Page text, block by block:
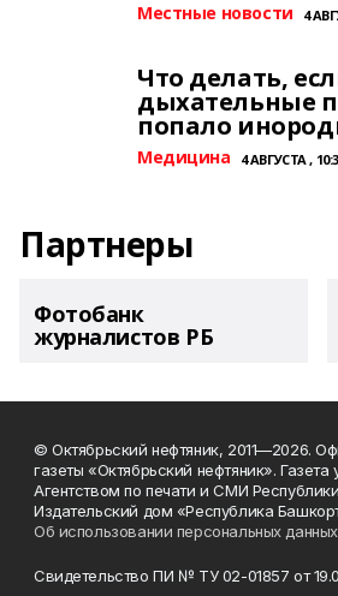
Местные новости 4
Что делать,
дыхательные
попало
Медицина 4 АВГУСТА ,
Партнеры
Фотобанк
журналистов РБ
© Октябрьский нефтяник, 2011—2026.
газеты «Октябрьский нефтяник».
Агентством по печати и СМИ
Издательский дом «Республика
Об использовании персональных данных
Свидетельство ПИ № ТУ 02-01857 от